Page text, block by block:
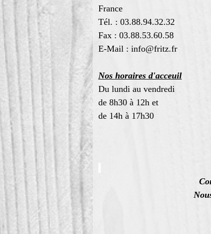
France
Tél. : 03.88.94.32.32
Fax : 03.88.53.60.58
E-Mail : info@fritz.fr
Nos horaires d'acceuil
Du lundi au vendredi
de 8h30 à 12h et
de 14h à 17h30